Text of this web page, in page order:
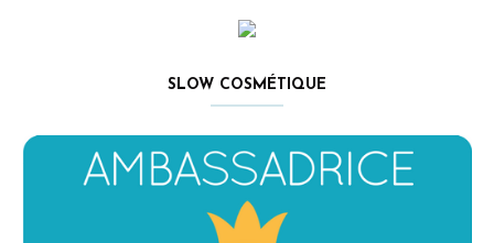
SLOW COSMÉTIQUE